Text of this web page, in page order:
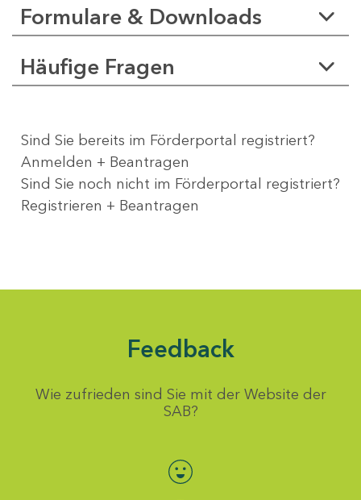
Formulare & Downloads
Häufige Fragen
Sind Sie bereits im Förderportal registriert?
Anmelden + Beantragen
Sind Sie noch nicht im Förderportal registriert?
Registrieren + Beantragen
Feedback
Wie zufrieden sind Sie mit der Website der
SAB?
Bewertung auswählen